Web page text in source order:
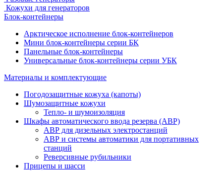
Кожухи для генераторов
Блок-контейнеры
Арктическое исполнение блок-контейнеров
Мини блок-контейнеры серии БК
Панельные блок-контейнеры
Универсальные блок-контейнеры серии УБК
Материалы и комплектующие
Погодозащитные кожуха (капоты)
Шумозащитные кожухи
Тепло- и шумоизоляция
Шкафы автоматического ввода резерва (АВР)
АВР для дизельных электростанций
АВР и системы автоматики для портативных
станций
Реверсивные рубильники
Прицепы и шасси